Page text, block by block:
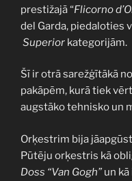
prestižajā “Flicorno
del Garda, piedaloties
Superior kategorijām.
Šī ir otrā sarežģītākā
pakāpēm, kurā tiek
augstāko tehnisko un
Orķestrim bija
Pūtēju orķestris kā
Doss “Van Gogh” un